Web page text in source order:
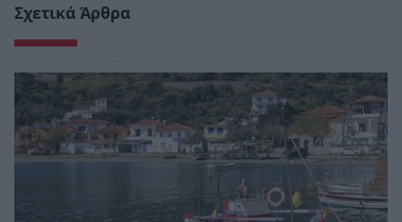
Σχετικά Άρθρα